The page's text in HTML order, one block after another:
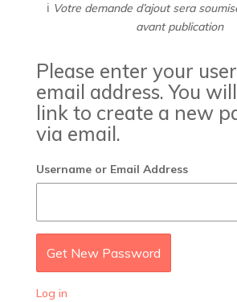
ℹ️ Votre demande d’ajout sera
avant publication
Please enter your
email address. You
link to create a new
via email.
Username or Email Address
Log in